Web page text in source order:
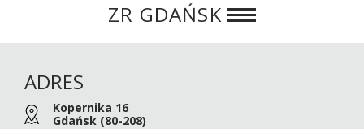
ZR GDAŃSK
ADRES
Kopernika 16
Gdańsk (80-208)